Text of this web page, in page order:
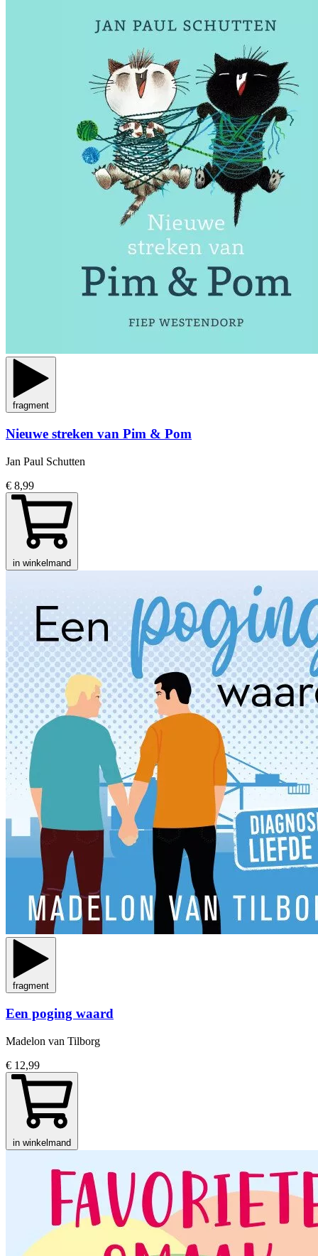
fragment
Nieuwe streken van Pim & Pom
Jan Paul Schutten
€ 8,99
in winkelmand
fragment
Een poging waard
Madelon van Tilborg
€ 12,99
in winkelmand